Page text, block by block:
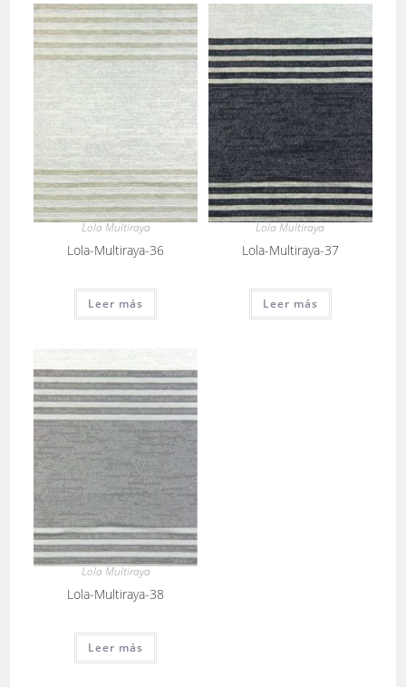
Lola Multiraya
Lola-Multiraya-36
Leer más
Lola Multiraya
Lola-Multiraya-37
Leer más
Lola Multiraya
Lola-Multiraya-38
Leer más